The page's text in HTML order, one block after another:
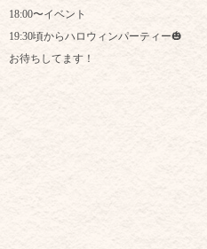
18:00〜イベント
19:30頃からハロウィンパーティー🎃
お待ちしてます！